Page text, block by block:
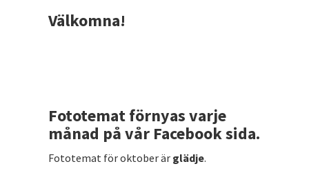
Välkomna!
Fototemat förnyas varje
månad på vår Facebook sida.
Fototemat för oktober är glädje.